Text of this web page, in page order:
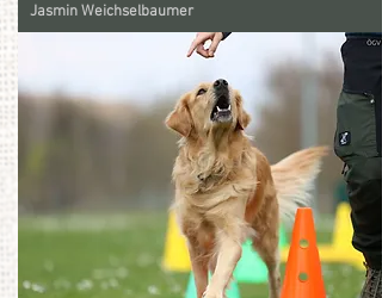
Jasmin Weichselbaumer